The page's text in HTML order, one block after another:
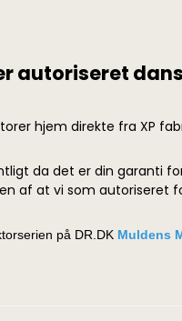
autoriseret
hjem direkte fra XP
da det er din garanti
af at vi som autoriseret
på DR.DK Muldens